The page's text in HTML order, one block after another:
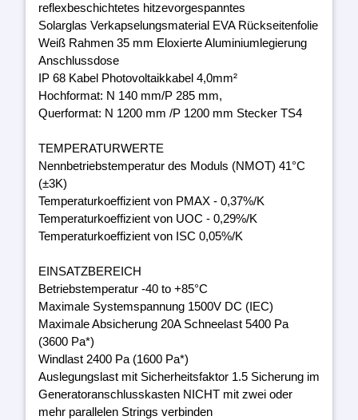
reflexbeschichtetes hitzevorgespanntes
Solarglas Verkapselungsmaterial EVA Rückseitenfolie
Weiß Rahmen 35 mm Eloxierte Aluminiumlegierung
Anschlussdose
IP 68 Kabel Photovoltaikkabel 4,0mm²
Hochformat: N 140 mm/P 285 mm,
Querformat: N 1200 mm /P 1200 mm Stecker TS4
TEMPERATURWERTE
Nennbetriebstemperatur des Moduls (NMOT) 41°C
(±3K)
Temperaturkoeffizient von PMAX - 0,37%/K
Temperaturkoeffizient von UOC - 0,29%/K
Temperaturkoeffizient von ISC 0,05%/K
EINSATZBEREICH
Betriebstemperatur -40 to +85°C
Maximale Systemspannung 1500V DC (IEC)
Maximale Absicherung 20A Schneelast 5400 Pa
(3600 Pa*)
Windlast 2400 Pa (1600 Pa*)
Auslegungslast mit Sicherheitsfaktor 1.5 Sicherung im
Generatoranschlusskasten NICHT mit zwei oder
mehr parallelen Strings verbinden